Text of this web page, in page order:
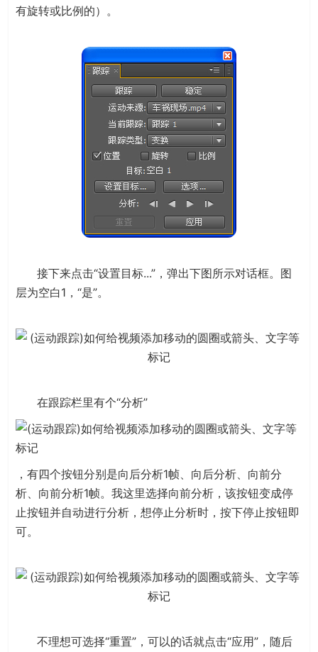
有旋转或比例的）。
接下来点击“设置目标...”，弹出下图所示对话框。图
层为空白1，“是”。
在跟踪栏里有个“分析”
，有四个按钮分别是向后分析1帧、向后分析、向前分
析、向前分析1帧。我这里选择向前分析，该按钮变成停
止按钮并自动进行分析，想停止分析时，按下停止按钮即
可。
不理想可选择“重置”，可以的话就点击“应用”，随后